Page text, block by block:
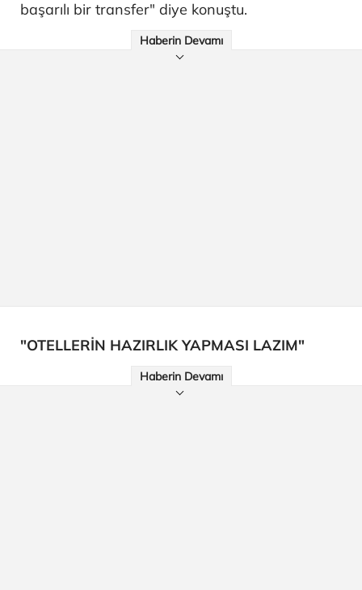
başarılı bir transfer" diye konuştu.
Haberin Devamı
"OTELLERİN HAZIRLIK YAPMASI LAZIM"
Haberin Devamı